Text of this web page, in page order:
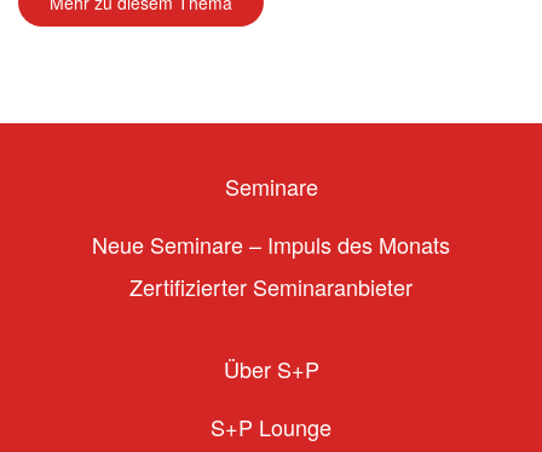
Seminare
Neue Seminare – Impuls des Monats
Zertifizierter Seminaranbieter
Über S+P
S+P Lounge